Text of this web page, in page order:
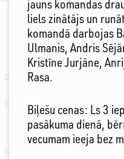
jauns komandas
liels zinātājs un
komandā darbojas
Ulmanis, Andris
Kristīne Jurjāne,
Rasa.
Biļešu cenas: Ls 3
pasākuma dienā,
vecumam ieeja bez